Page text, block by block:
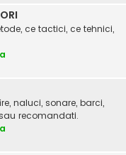
ce tactici, ce tehnici,
naluci, sonare, barci,
recomandati.